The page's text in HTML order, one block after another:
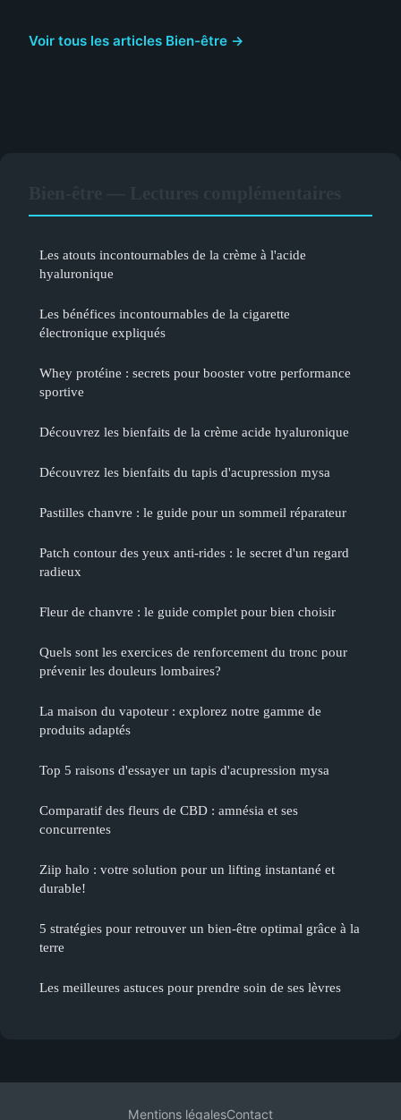
Voir tous les articles Bien-être →
Les atouts incontournables de la crème à l'acide
hyaluronique
Les bénéfices incontournables de la cigarette
électronique expliqués
Whey protéine : secrets pour booster votre performance
sportive
Découvrez les bienfaits de la crème acide hyaluronique
Découvrez les bienfaits du tapis d'acupression mysa
Pastilles chanvre : le guide pour un sommeil réparateur
Patch contour des yeux anti-rides : le secret d'un regard
radieux
Fleur de chanvre : le guide complet pour bien choisir
Quels sont les exercices de renforcement du tronc pour
prévenir les douleurs lombaires?
La maison du vapoteur : explorez notre gamme de
produits adaptés
Top 5 raisons d'essayer un tapis d'acupression mysa
Comparatif des fleurs de CBD : amnésia et ses
concurrentes
Ziip halo : votre solution pour un lifting instantané et
durable!
5 stratégies pour retrouver un bien-être optimal grâce à la
terre
Les meilleures astuces pour prendre soin de ses lèvres
Mentions légalesContact